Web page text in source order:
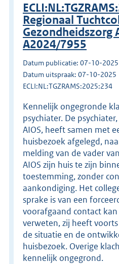
Regionaal
Gezondheidszorg
A2024/7955
Datum publicatie: 07-10-2025
Datum uitspraak: 07-10-2025
ECLI:NL:TGZRAMS:2025:234
Kennelijk ongegronde
psychiater. De
AIOS, heeft samen met
huisbezoek afgelegd,
melding van de vader
AIOS zijn huis te zijn
toestemming, zonder
aankondiging. Het
sprake is van een
voorafgaand contact
verweten, zij heeft
de situatie en de
huisbezoek. Overige
kennelijk ongegrond.